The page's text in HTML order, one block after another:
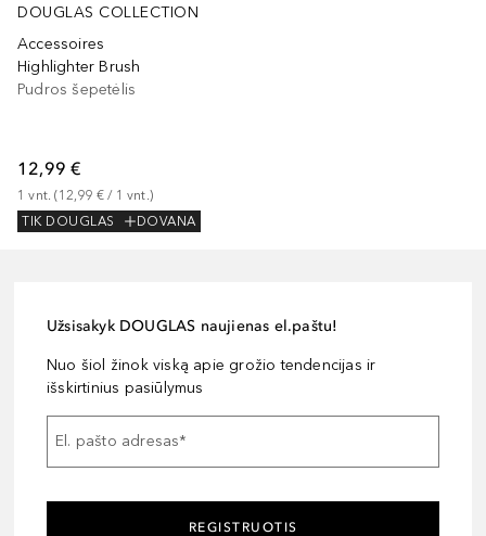
DOUGLAS COLLECTION
Accessoires
Highlighter Brush
Pudros šepetėlis
12,99 €
1 vnt. (12,99 € / 1 vnt.)
TIK DOUGLAS
DOVANA
Užsisakyk DOUGLAS naujienas el.paštu!
Nuo šiol žinok viską apie grožio tendencijas ir
išskirtinius pasiūlymus
El. pašto adresas*
REGISTRUOTIS